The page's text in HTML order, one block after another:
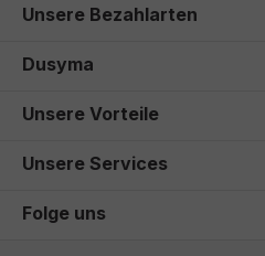
Unsere Bezahlarten
Dusyma
Unsere Vorteile
Unsere Services
Folge uns